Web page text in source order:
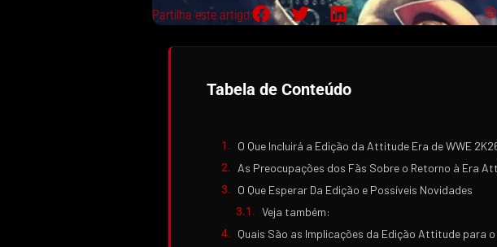
Partilha este artigo:
Tabela de Conteúdo
O Que Incluirá a Edição da Attitude Era de WWE
As Preocupações dos Fãs Sobre o Retorno à Era
O Que Esperar Da Edição e Possíveis Novidades
Veja também:
Quais São as Implicações da Edição Attitude para o